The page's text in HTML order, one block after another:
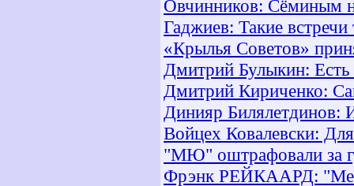
Овчинников: Сёминым
Гаджиев: Такие
«Крылья Советов»
Дмитрий Булыкин:
Дмитрий Кириченко:
Динияр Билялетдинов:
Войцех Ковалевски:
"МЮ" оштрафовали за
Фрэнк РЕЙКААРД: